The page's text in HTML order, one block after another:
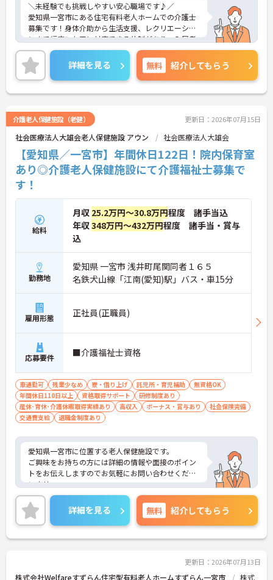
＼未経験でも挑戦しやすい安心職場です♪／
愛知県一宮市にある住宅有料老人ホームでの介護士
募集です！身体介助から生活支援、レクリエーショ
ンまで幅広いケアに対応できる体制があり、入居者
様一人ひとりに寄り添った支援を大切にしている環
境が整っています。また、年間休日や各種手当も整
っており、「無理なく長く働ける」環境づくりに力
を入れているのも魅力です。これから介護職にチャ
レンジしたい方にもおすすめです！
■ しっかり休めて安心勤務♪
無理のない働き方を大切にしています！
・年間休日115日でしっかりお休み確保
・複数シフトで業務の偏りが出にくい環境
・社会保険＆各種手当も充実
■ 未経験からでも安心スタート
・幅広いケアを通じて基礎力アップ
→ 介護デビューにもぴったりです
■ 利用者様にしっかり向き合える環境
関わる時間を大切にしています！
・入浴・食事・排泄など生活全般に関わる業務
・レクリエーションで交流の機会あり
・暮らしに寄り添う支援ができる環境
■ 手当充実で収入も安定◎
頑張りが収入につながります！
・処遇手当や調整手当あり
・資格に応じた手当で収入アップ
・住宅・扶養手当など生活面もサポート
→ 安心して長く働ける収入体系です
詳細を見る 無料 紹介してもらう
介護老人保健施設（老健） 更新日：2026年07月15日
社会医療法人大雄会老人保健施設 アウン 社会医療法人大雄会
【愛知県／一宮市】年間休日122日！院内保育室
あり◎介護老人保健施設にて介護福祉士募集で
す！
給料
月収 25.2万円～30.8万円程度 諸手当込
年収348万円～432万円程度 諸手当・賞与
込
勤務地
愛知県 一宮市 浅井町尾関同者１６５
名鉄犬山線「江南(愛知)駅」バス・車15分
雇用形態 正社員(正職員)
応募要件 ■介護福祉士資格
車通勤可 残業少なめ 寮・借り上げ 託児所・育児補助
無資格OK
年間休日110日以上
資格取得サポート
研修制度あり
産休･育休･介護休暇取得実績あり
高収入 ボーナス・賞与あり
社会保険完備
交通費支給
退職金制度あり
愛知県一宮市に位置する老人保健施設です。
ご興味をお持ちの方には詳細の情報や面接のポイン
トをお伝えしますのでお気軽にお問い合わせくださ
いませ。
詳細を見る 無料 紹介してもらう
更新日：2026年07月13日
株式会社Welfareすずらん住宅型有料老人ホームすずらん一宮市
株式